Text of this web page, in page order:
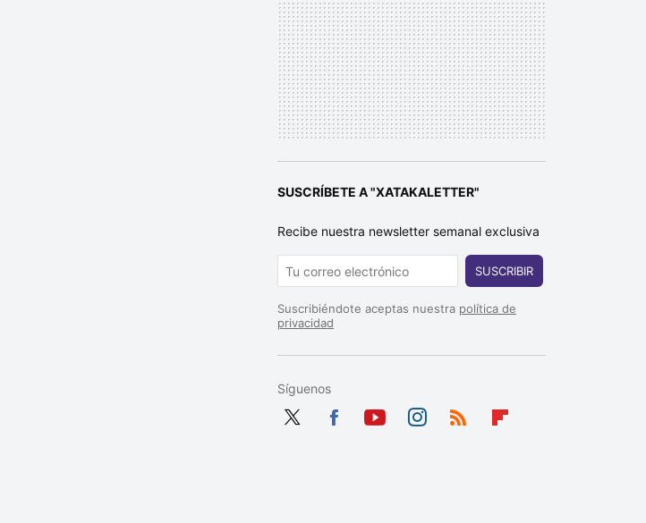
SUSCRÍBETE A "XATAKALETTER"
Recibe nuestra newsletter semanal exclusiva
SUSCRIBIR
Suscribiéndote aceptas nuestra política de
privacidad
Síguenos